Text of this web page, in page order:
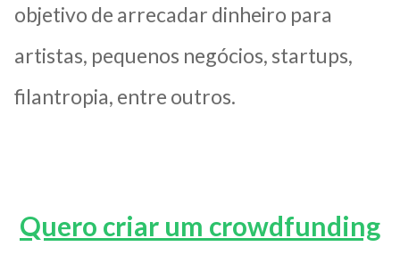
objetivo de arrecadar dinheiro para
artistas, pequenos negócios, startups,
filantropia, entre outros.
Quero criar um crowdfunding